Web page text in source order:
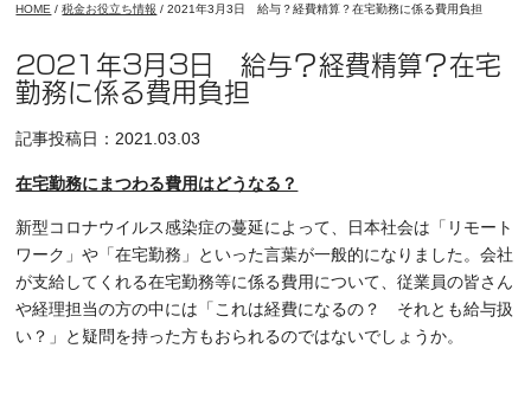
HOME /税金お役立ち情報 /2021年3月3日 給与？経費精算？在宅勤務に係る費用負担
2021年3月3日 給与？経費精算？在宅
勤務に係る費用負担
記事投稿日：2021.03.03
在宅勤務にまつわる費用はどうなる？
新型コロナウイルス感染症の蔓延によって、日本社会は「リモート
ワーク」や「在宅勤務」といった言葉が一般的になりました。会社
が支給してくれる在宅勤務等に係る費用について、従業員の皆さん
や経理担当の方の中には「これは経費になるの？ それとも給与扱
い？」と疑問を持った方もおられるのではないでしょうか。